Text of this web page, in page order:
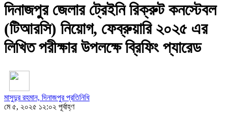
দিনাজপুর জেলার ট্রেইনি রিক্রুট কনস্টেবল
(টিআরসি) নিয়োগ, ফেব্রুয়ারি ২০২৫ এর
লিখিত পরীক্ষার উপলক্ষে ব্রিফিং প্যারেড
মাসুদুর রহমান, দিনাজপুর প্রতিনিধি
মে ৫, ২০২৫ ১২:০২ পূর্বাহ্ণ